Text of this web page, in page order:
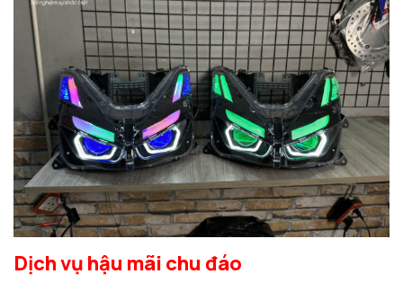
Dịch vụ hậu mãi chu đáo